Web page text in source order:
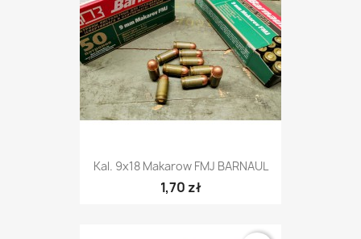
Kal. 9x18 Makarow FMJ BARNAUL
1,70 zł